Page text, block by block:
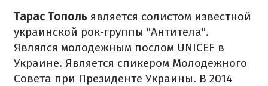
Тарас Тополь является солистом известной
украинской рок-группы "Антитела".
Являлся молодежным послом UNICEF в
Украине. Является спикером Молодежного
Совета при Президенте Украины. В 2014